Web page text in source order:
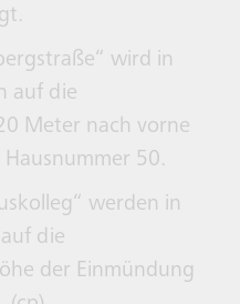
wird in
auf die
Meter nach vorne
50.
werden in
die
der Einmündung